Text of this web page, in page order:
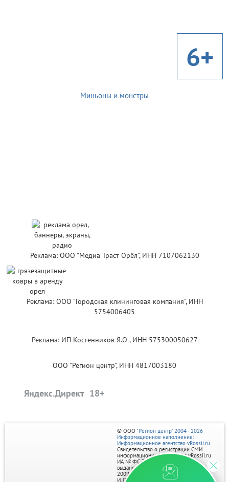
6+
Миньоны и монстры
Реклама: ООО "Медиа Траст Орёл", ИНН 7107062130
Реклама: ООО "Городская клининговая компания", ИНН
5754006405
Реклама: ИП Костенников Я.О , ИНН 575300050627
ООО "Регион центр", ИНН 4817003180
Яндекс.Директ
© ООО "Регион центр" 2004 - 2026
Информационное наполнение:
Информационное агентство vRossii.ru
Свидетельство о регистрации СМИ
информационного агентства vRossii.ru
ИА № ФС 77‑35502
выдано РОСКОМНАДЗОРом 04 марта
2009г.
И. О. Главного редактора Нарыков А. Н.